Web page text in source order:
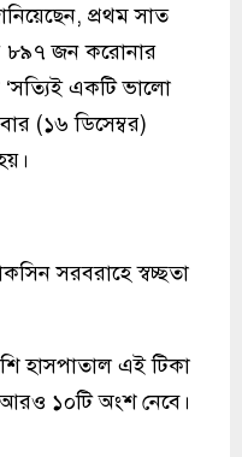
প্রথম সাত
৮৯৭ জন করোনার
‘সত্যিই একটি ভালো
(১৬ ডিসেম্বর)
সরবরাহে স্বচ্ছতা
হাসপাতাল এই টিকা
আরও ১০টি অংশ নেবে।